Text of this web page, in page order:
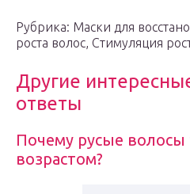
Рубрика: Маски для
роста волос, Стимуляция
Другие
ответы
Почему русые
возрастом?